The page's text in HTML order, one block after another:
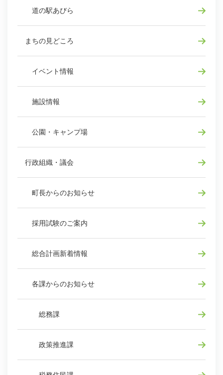
道の駅あびら
まちの見どころ
イベント情報
施設情報
公園・キャンプ場
行政組織・議会
町長からのお知らせ
採用試験のご案内
総合計画新着情報
各課からのお知らせ
総務課
政策推進課